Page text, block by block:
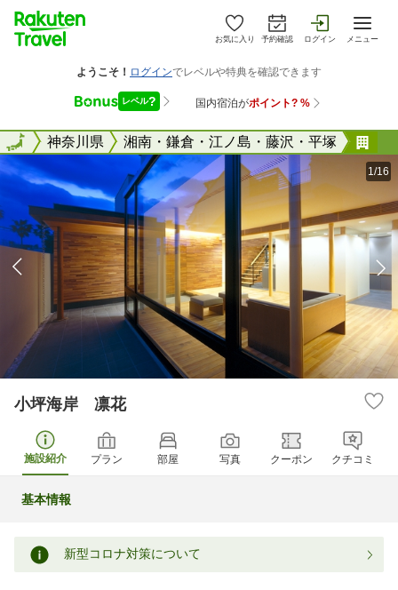
お気に入り 予約確認 ログイン メニュー
全国神奈川県 湘南・鎌倉・江ノ島・藤沢・平塚
全国
1/16
小坪海岸 凛花
施設紹介 プラン 部屋 写真 クーポン クチコミ
基本情報
新型コロナ対策について